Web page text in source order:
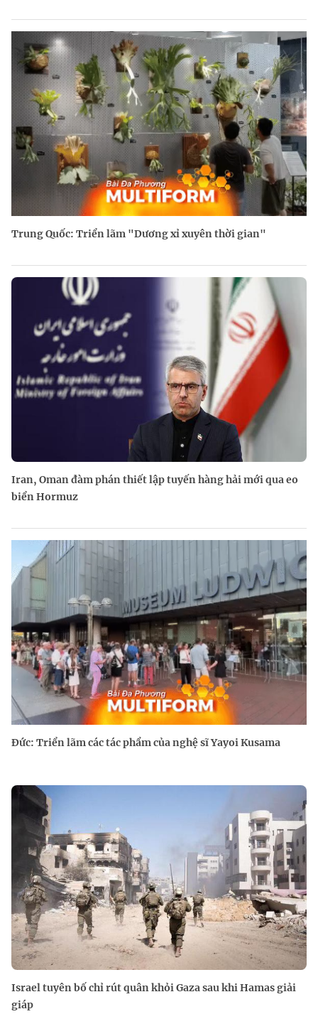
Trung Quốc: Triển lãm "Dương xỉ xuyên thời gian"
Iran, Oman đàm phán thiết lập tuyến hàng hải mới qua eo
biển Hormuz
Đức: Triển lãm các tác phẩm của nghệ sĩ Yayoi Kusama
Israel tuyên bố chỉ rút quân khỏi Gaza sau khi Hamas giải
giáp